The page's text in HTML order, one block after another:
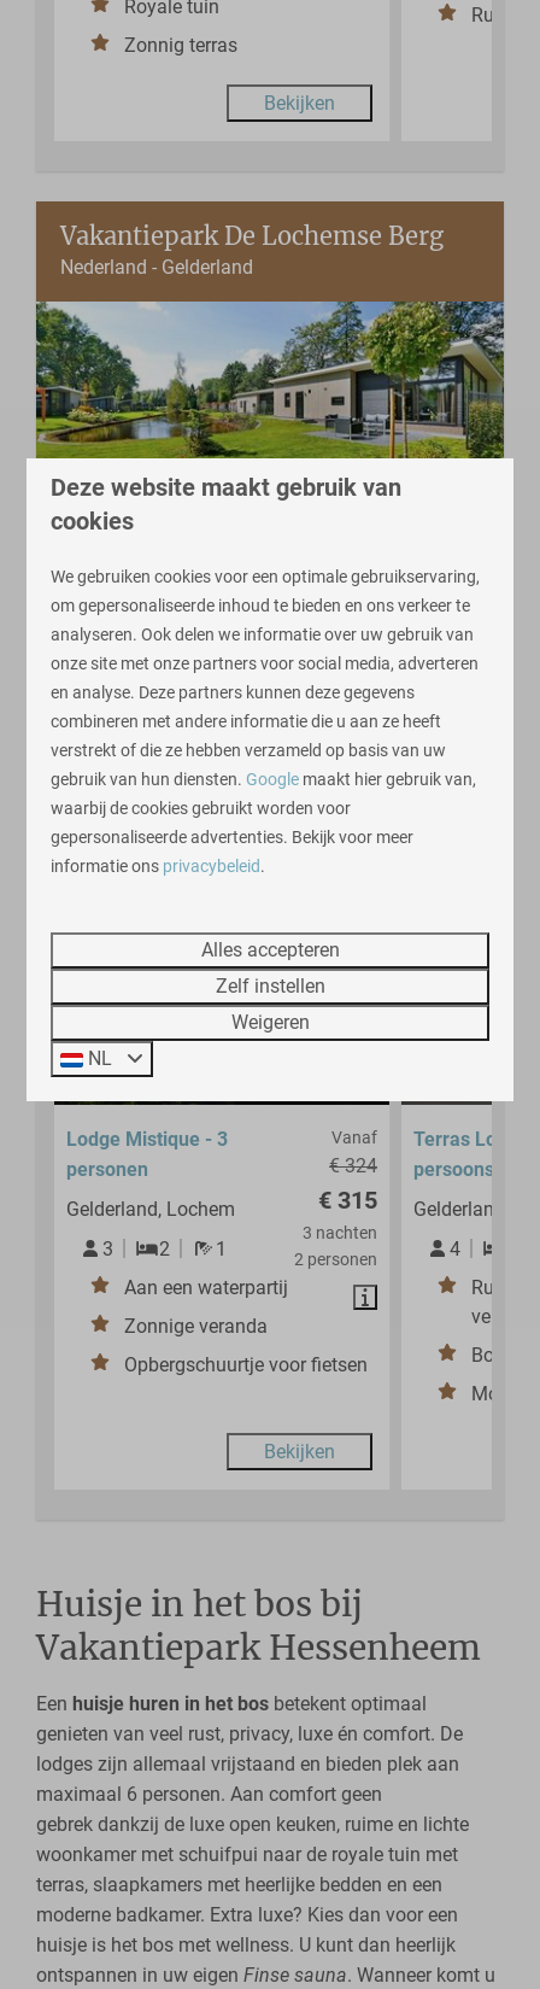
Royale tuin
Zonnig terras
Bekijken
Ruime
Vakantiepark De Lochemse Berg
Nederland - Gelderland
prachtige Achterhoek. Luxe lodges op ruime kavels
aan het water. Beleef ultieme ontspanning in
Lochem!
Achterhoek
Aan een waterpartij
Boslocatie
Huisdiervrij
Meer informatie
Vanaf
€ 324
€ 315
3 nachten
2 personen
Lodge Mistique - 3
personen
Gelderland, Lochem
3
2
1
Aan een waterpartij
Zonnige veranda
Opbergschuurtje voor fietsen
Bekijken
Terras Lodge
persoons
Gelderland,
4
Ruime
veranda
Huisje in het bos bij
Vakantiepark Hessenheem
Een huisje huren in het bos betekent optimaal
genieten van veel rust, privacy, luxe én comfort. De
lodges zijn allemaal vrijstaand en bieden plek aan
maximaal 6 personen. Aan comfort geen
gebrek dankzij de luxe open keuken, ruime en lichte
woonkamer met schuifpui naar de royale tuin met
terras, slaapkamers met heerlijke bedden en een
moderne badkamer. Extra luxe? Kies dan voor een
huisje is het bos met wellness. U kunt dan heerlijk
ontspannen in uw eigenFinse sauna. Wanneer komt u
Deze website maakt gebruik van
cookies
We gebruiken cookies voor een optimale gebruikservaring,
om gepersonaliseerde inhoud te bieden en ons verkeer te
analyseren. Ook delen we informatie over uw gebruik van
onze site met onze partners voor social media, adverteren
en analyse. Deze partners kunnen deze gegevens
combineren met andere informatie die u aan ze heeft
verstrekt of die ze hebben verzameld op basis van uw
gebruik van hun diensten. Google maakt hier gebruik van,
waarbij de cookies gebruikt worden voor
gepersonaliseerde advertenties. Bekijk voor meer
informatie ons privacybeleid.
Alles accepteren
Zelf instellen
Weigeren
NL